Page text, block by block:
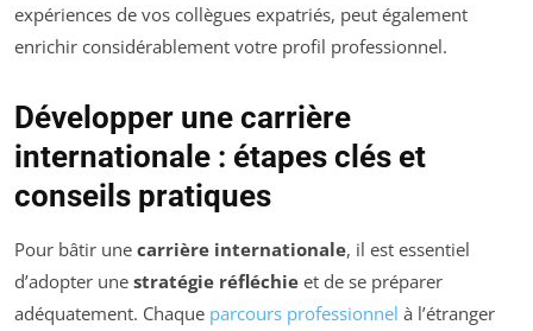
expériences de vos collègues expatriés, peut également
enrichir considérablement votre profil professionnel.
Développer une carrière
internationale : étapes clés et
conseils pratiques
Pour bâtir une carrière internationale, il est essentiel
d’adopter une stratégie réfléchie et de se préparer
adéquatement. Chaque parcours professionnel à l’étranger